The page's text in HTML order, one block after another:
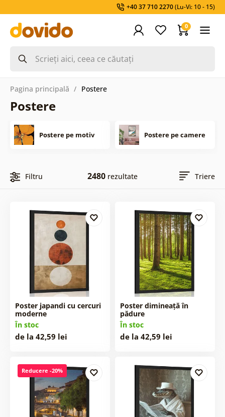
+40 37 710 2270(Lu-Vi: 10 - 15)
0
Pagina principală Postere
Postere
Postere pe motiv Postere pe camere
Filtru 2480 rezultate Triere
Poster japandi cu cercuri
moderne
În stoc
de la 42,59 lei
Poster dimineață în
pădure
În stoc
de la 42,59 lei
Reducere -20%